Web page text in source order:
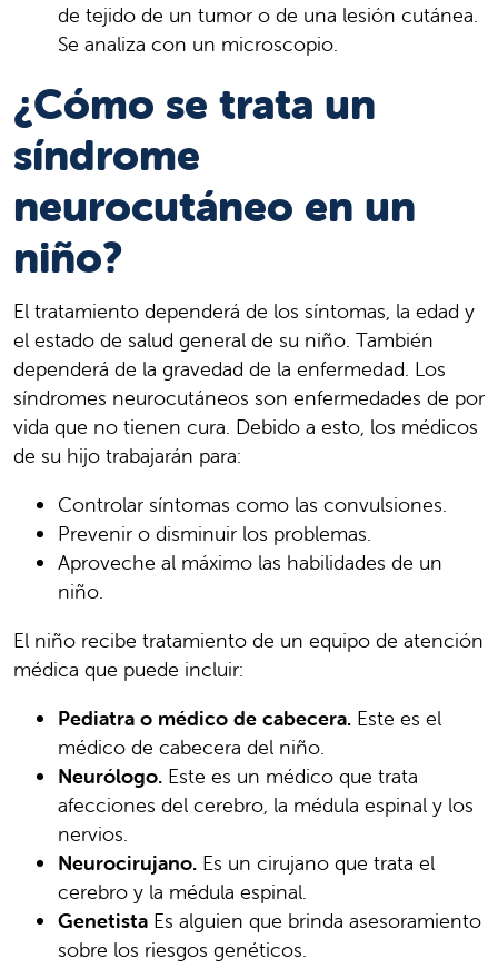
de tejido de un tumor o de una lesión cutánea.
Se analiza con un microscopio.
¿Cómo se trata un
síndrome
neurocutáneo en un
niño?
El tratamiento dependerá de los síntomas, la edad y
el estado de salud general de su niño. También
dependerá de la gravedad de la enfermedad. Los
síndromes neurocutáneos son enfermedades de por
vida que no tienen cura. Debido a esto, los médicos
de su hijo trabajarán para:
Controlar síntomas como las convulsiones.
Prevenir o disminuir los problemas.
Aproveche al máximo las habilidades de un
niño.
El niño recibe tratamiento de un equipo de atención
médica que puede incluir:
Pediatra o médico de cabecera. Este es el
médico de cabecera del niño.
Neurólogo. Este es un médico que trata
afecciones del cerebro, la médula espinal y los
nervios.
Neurocirujano. Es un cirujano que trata el
cerebro y la médula espinal.
Genetista Es alguien que brinda asesoramiento
sobre los riesgos genéticos.